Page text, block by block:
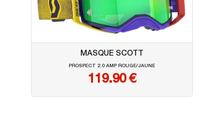
MASQUE SCOTT
PROSPECT 2.0 AMP ROUGE/JAUNE
119.90€